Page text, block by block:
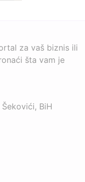
za vaš biznis ili
šta vam je
BiH